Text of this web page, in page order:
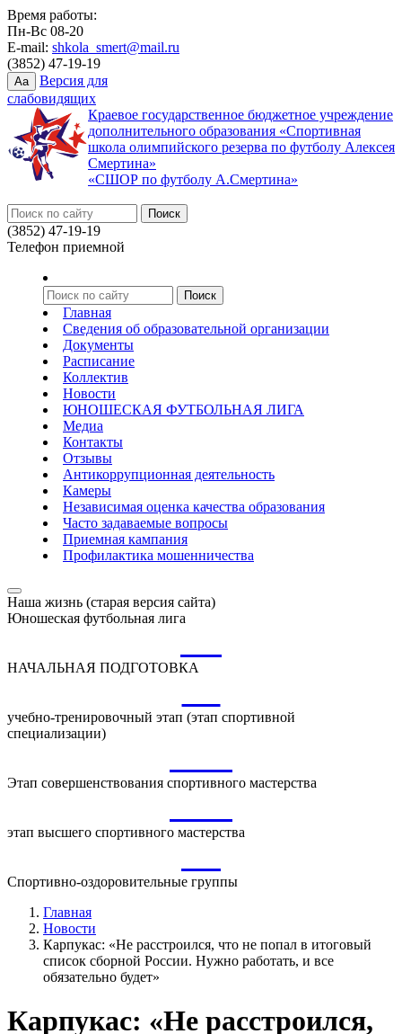
Время работы:
Пн-Вс 08-20
E-mail: shkola_smert@mail.ru
(3852) 47-19-19
Aa
Версия для
слабовидящих
Краевое государственное бюджетное учреждение
дополнительного образования «Спортивная
школа олимпийского резерва по футболу Алексея
Смертина»
«СШОР по футболу А.Смертина»
(3852) 47-19-19
Телефон приемной
Главная
Сведения об образовательной организации
Документы
Расписание
Коллектив
Новости
ЮНОШЕСКАЯ ФУТБОЛЬНАЯ ЛИГА
Медиа
Контакты
Отзывы
Антикоррупционная деятельность
Камеры
Независимая оценка качества образования
Часто задаваемые вопросы
Приемная кампания
Профилактика мошенничества
Наша жизнь (старая версия сайта)
Юношеская футбольная лига
НАЧАЛЬНАЯ ПОДГОТОВКА
учебно-тренировочный этап (этап спортивной
специализации)
Этап совершенствования спортивного мастерства
этап высшего спортивного мастерства
Спортивно-оздоровительные группы
Главная
Новости
Карпукас: «Не расстроился, что не попал в итоговый
список сборной России. Нужно работать, и все
обязательно будет»
Карпукас: «Не расстроился,